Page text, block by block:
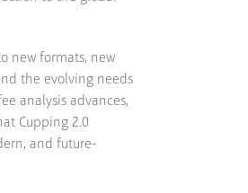
new formats, new
the evolving needs
analysis advances,
Cupping 2.0
and future-